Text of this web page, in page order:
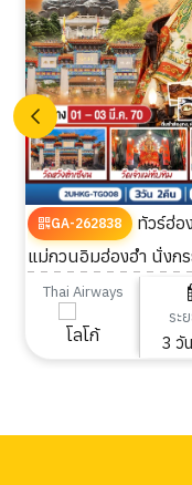
GA-262838
ทัวร์ฮ่องกง เปิดท้องพระคลังเจ้า
แม่กวนอิมฮ่องฮำ นั่งก
Thai Airways
ระย
3 วั